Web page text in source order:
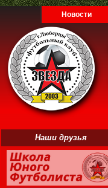
Новости
Наши друзья